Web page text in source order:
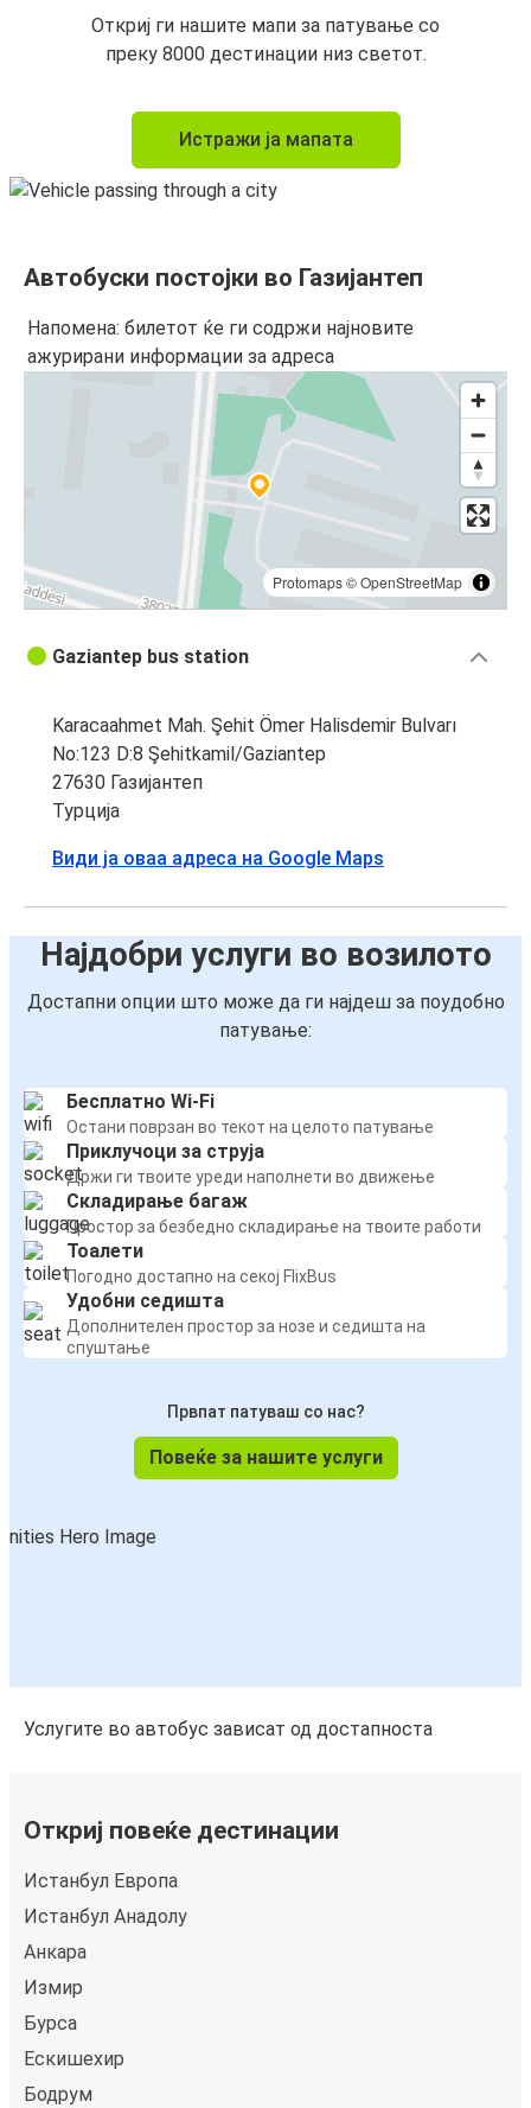
Откриј ги нашите мапи за патување со
преку 8000 дестинации низ светот.
Истражи ја мапата
Автобуски постојки во Газијантеп
Напомена: билетот ќе ги содржи најновите
ажурирани информации за адреса
Protomaps©OpenStreetMap
Gaziantep bus station
Karacaahmet Mah. Şehit Ömer Halisdemir Bulvarı
No:123 D:8 Şehitkamil/Gaziantep
27630 Газијантеп
Турција
Види ја оваа адреса на Google Maps
Најдобри услуги во возилото
Достапни опции што може да ги најдеш за поудобно
патување:
Бесплатно Wi-Fi
Остани поврзан во текот на целото патување
Приклучоци за струја
Држи ги твоите уреди наполнети во движење
Складирање багаж
Простор за безбедно складирање на твоите работи
Тоалети
Погодно достапно на секој FlixBus
Удобни седишта
Дополнителен простор за нозе и седишта на
спуштање
Првпат патуваш со нас?
Повеќе за нашите услуги
Услугите во автобус зависат од достапноста
Откриј повеќе дестинации
Истанбул Европа
Истанбул Анадолу
Анкара
Измир
Бурса
Ескишехир
Бодрум